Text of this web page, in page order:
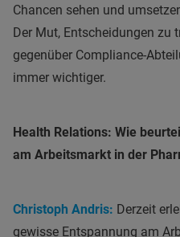
Chancen sehen und
Der Mut, Entscheidungen zu
gegenüber Compliance-
immer wichtiger.
Health Relations: Wie
am Arbeitsmarkt in der
Christoph Andris: Derzeit
gewisse Entspannung am